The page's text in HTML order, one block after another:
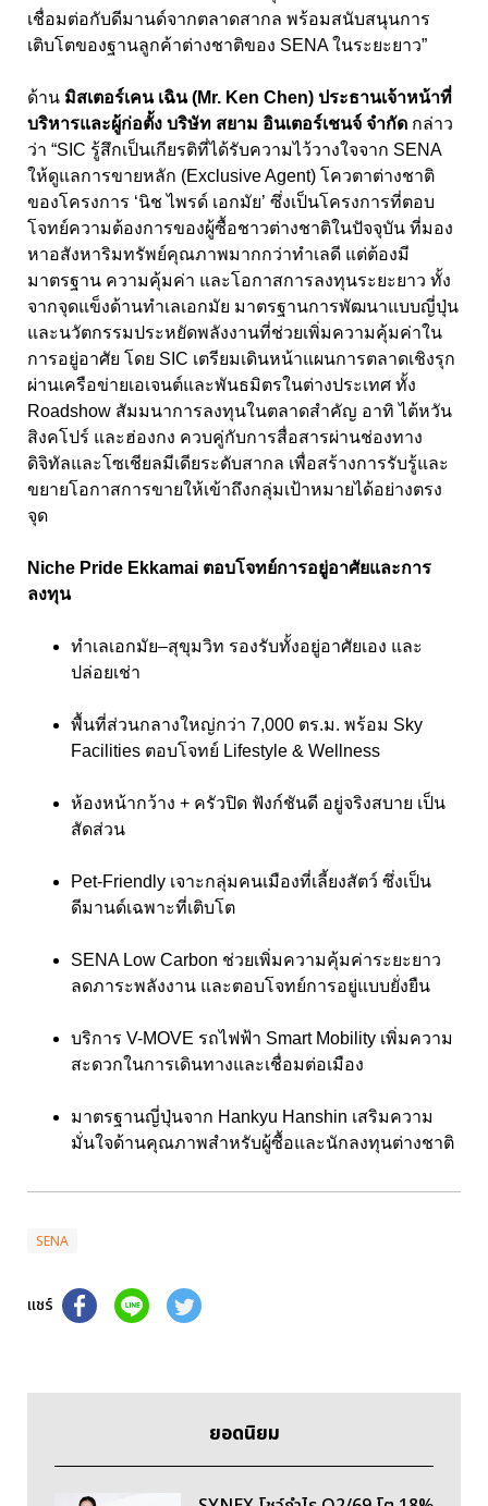
เชื่อมต่อกับดีมานด์จากตลาดสากล พร้อมสนับสนุนการ
เติบโตของฐานลูกค้าต่างชาติของ SENA ในระยะยาว”
ด้าน มิสเตอร์เคน เฉิน (Mr. Ken Chen) ประธานเจ้าหน้าที่
บริหารและผู้ก่อตั้ง บริษัท สยาม อินเตอร์เชนจ์ จำกัด กล่าว
ว่า “SIC รู้สึกเป็นเกียรติที่ได้รับความไว้วางใจจาก SENA
ให้ดูแลการขายหลัก (Exclusive Agent) โควตาต่างชาติ
ของโครงการ ‘นิช ไพรด์ เอกมัย’ ซึ่งเป็นโครงการที่ตอบ
โจทย์ความต้องการของผู้ซื้อชาวต่างชาติในปัจจุบัน ที่มอง
หาอสังหาริมทรัพย์คุณภาพมากกว่าทำเลดี แต่ต้องมี
มาตรฐาน ความคุ้มค่า และโอกาสการลงทุนระยะยาว ทั้ง
จากจุดแข็งด้านทำเลเอกมัย มาตรฐานการพัฒนาแบบญี่ปุ่น
และนวัตกรรมประหยัดพลังงานที่ช่วยเพิ่มความคุ้มค่าใน
การอยู่อาศัย โดย SIC เตรียมเดินหน้าแผนการตลาดเชิงรุก
ผ่านเครือข่ายเอเจนต์และพันธมิตรในต่างประเทศ ทั้ง
Roadshow สัมมนาการลงทุนในตลาดสำคัญ อาทิ ไต้หวัน
สิงคโปร์ และฮ่องกง ควบคู่กับการสื่อสารผ่านช่องทาง
ดิจิทัลและโซเชียลมีเดียระดับสากล เพื่อสร้างการรับรู้และ
ขยายโอกาสการขายให้เข้าถึงกลุ่มเป้าหมายได้อย่างตรง
จุด
Niche Pride Ekkamai ตอบโจทย์การอยู่อาศัยและการ
ลงทุน
ทำเลเอกมัย–สุขุมวิท รองรับทั้งอยู่อาศัยเอง และ
ปล่อยเช่า
พื้นที่ส่วนกลางใหญ่กว่า 7,000 ตร.ม. พร้อม Sky
Facilities ตอบโจทย์ Lifestyle & Wellness
ห้องหน้ากว้าง + ครัวปิด ฟังก์ชันดี อยู่จริงสบาย เป็น
สัดส่วน
Pet-Friendly เจาะกลุ่มคนเมืองที่เลี้ยงสัตว์ ซึ่งเป็น
ดีมานด์เฉพาะที่เติบโต
SENA Low Carbon ช่วยเพิ่มความคุ้มค่าระยะยาว
ลดภาระพลังงาน และตอบโจทย์การอยู่แบบยั่งยืน
บริการ V-MOVE รถไฟฟ้า Smart Mobility เพิ่มความ
สะดวกในการเดินทางและเชื่อมต่อเมือง
มาตรฐานญี่ปุ่นจาก Hankyu Hanshin เสริมความ
มั่นใจด้านคุณภาพสำหรับผู้ซื้อและนักลงทุนต่างชาติ
SENA
แชร์
ยอดนิยม